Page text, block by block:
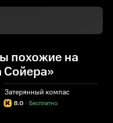
похожие на
Затерянный компас
8.0 Бесплатно
·